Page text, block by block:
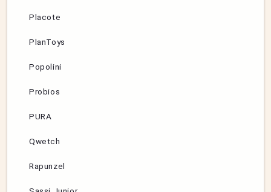
Placote
PlanToys
Popolini
Probios
PURA
Qwetch
Rapunzel